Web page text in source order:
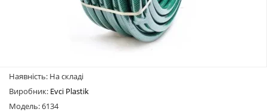
Наявність: На складі
Виробник: Evci Plastik
Модель: 6134